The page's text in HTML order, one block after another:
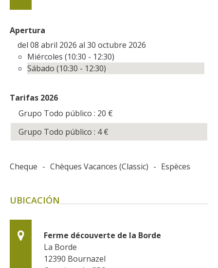
Apertura
del 08 abril 2026 al 30 octubre 2026
Miércoles (10:30 - 12:30)
Sábado (10:30 - 12:30)
Tarifas 2026
Grupo Todo público : 20 €
Grupo Todo público : 4€
Cheque - Chèques Vacances (Classic) - Espèces
UBICACIÓN
Ferme découverte de la Borde
La Borde
12390 Bournazel